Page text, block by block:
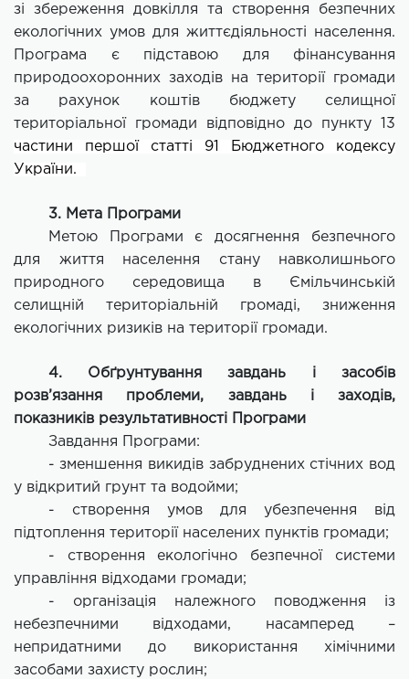
зі збереження довкілля та створення безпечних
екологічних умов для життєдіяльності населення.
Програма є підставою для фінансування
природоохоронних заходів на території громади
за рахунок коштів бюджету селищної
територіальної громади відповідно до пункту 13
частини першої статті 91 Бюджетного кодексу
України.
3. Мета Програми
Метою Програми є досягнення безпечного
для життя населення стану навколишнього
природного середовища в Ємільчинській
селищній територіальній громаді, зниження
екологічних ризиків на території громади.
4. Обґрунтування завдань і засобів
розв’язання проблеми, завдань і заходів,
показників результативності Програми
Завдання Програми:
- зменшення викидів забруднених стічних вод
у відкритий грунт та водойми;
- створення умов для убезпечення від
підтоплення території населених пунктів громади;
- створення екологічно безпечної системи
управління відходами громади;
- організація належного поводження із
небезпечними відходами, насамперед –
непридатними до використання хімічними
засобами захисту рослин;